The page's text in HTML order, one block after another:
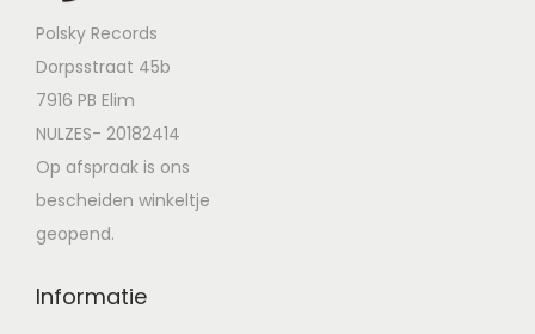
Polsky Records
Dorpsstraat 45b
7916 PB Elim
NULZES- 20182414
Op afspraak is ons
bescheiden winkeltje
geopend.
Informatie